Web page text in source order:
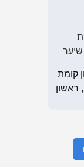
שיער
קומת
קרקע ישר עד הסוף, דוד סחרוב 21, ראשון